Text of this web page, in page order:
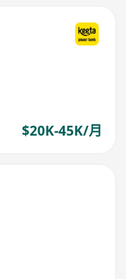
$20K-45K/月